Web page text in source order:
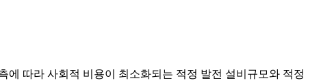
따라 사회적 비용이 최소화되는 적정 발전 설비규모와 적정